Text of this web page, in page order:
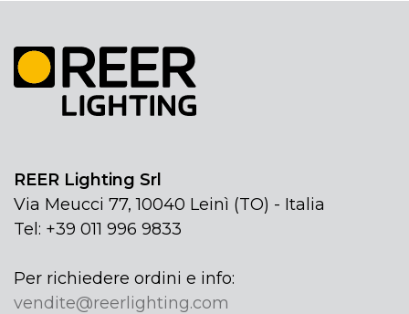
REER Lighting Srl
Via Meucci 77, 10040 Leinì (TO) - Italia
Tel: +39 011 996 9833
Per richiedere ordini e info:
vendite@reerlighting.com